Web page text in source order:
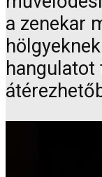
a zenekar